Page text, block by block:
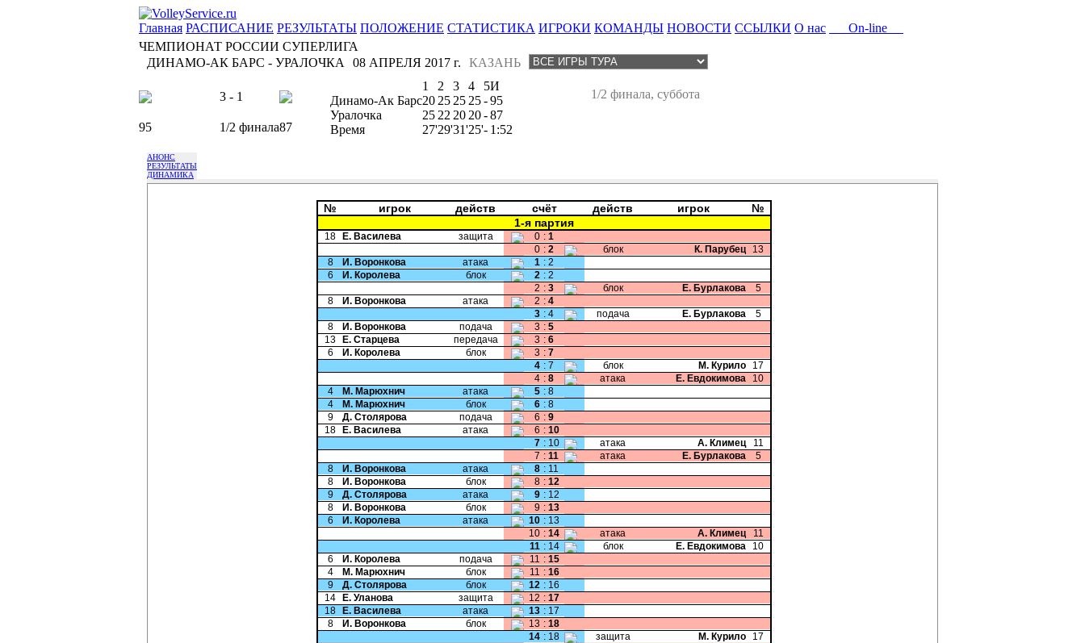
Главная РАСПИСАНИЕ РЕЗУЛЬТАТЫ ПОЛОЖЕНИЕ СТАТИСТИКА ИГРОКИ КОМАНДЫ НОВОСТИ ССЫЛКИ О нас
On-line
ЧЕМПИОНАТ РОССИИ СУПЕРЛИГА
ДИНАМО-АК БАРС - УРАЛОЧКА
КАЗАНЬ
08 АПРЕЛЯ 2017 г.
3 - 1
95 1/2 финала87
1/2 финала, суббота
1 2 3 4 5И
Динамо-Ак Барс20 25 25 25-95
Уралочка
25 22 20 20-87
Время
27'29'31'25'- 1:52
АНОНС
РЕЗУЛЬТАТЫ
ДИНАМИКА
№ игрок действ счёт действ игрок
№
1-я партия
18 Е. Василева защита 0 : 1
0 : 2 блок К. Парубец
13
8
И. Воронкова атака 1 : 2
6
И. Королева блок 2 : 2
2 : 3 блок Е. Бурлакова
5
8
И. Воронкова атака 2 : 4
3 : 4 подача Е. Бурлакова
5
8
И. Воронкова подача 3 : 5
13
Е. Старцева передача 3 : 6
6
И. Королева блок 3 : 7
4 : 7 блок М. Курило
17
4 : 8 атака Е. Евдокимова
10
4
М. Марюхнич атака 5 : 8
4
М. Марюхнич блок 6 : 8
9
Д. Столярова подача 6 : 9
18
Е. Василева атака 6 : 10
7 : 10 атака А. Климец
11
7 : 11 атака Е. Бурлакова
5
8
И. Воронкова атака 8 : 11
8
И. Воронкова блок 8 : 12
9
Д. Столярова атака 9 : 12
8
И. Воронкова блок 9 : 13
6
И. Королева атака 10 : 13
10 : 14 атака А. Климец
11
11 : 14 блок Е. Евдокимова
10
6
И. Королева подача 11 : 15
4
М. Марюхнич блок 11 : 16
9
Д. Столярова блок 12 : 16
14
Е. Уланова защита 12 : 17
18
Е. Василева атака 13 : 17
8
И. Воронкова блок 13 : 18
14 : 18 защита М. Курило
17